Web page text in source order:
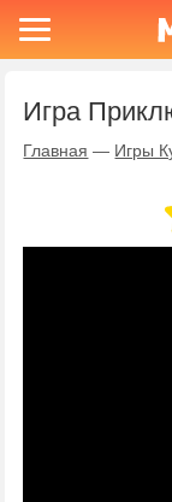
Игра
Главная — Игры